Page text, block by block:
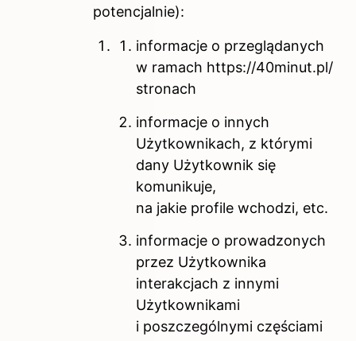
potencjalnie):
informacje o przeglądanych
w ramach https://40minut.pl/
stronach
informacje o innych
Użytkownikach, z którymi
dany Użytkownik się
komunikuje,
na jakie profile wchodzi, etc.
informacje o prowadzonych
przez Użytkownika
interakcjach z innymi
Użytkownikami
i poszczególnymi częściami